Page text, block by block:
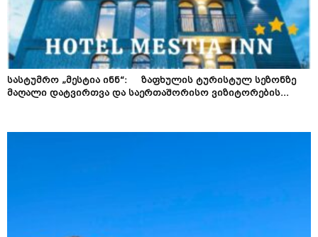
სასტუმრო „მესტია ინნ“: ზაფხულის ტურისტულ სეზონზე
მაღალი დატვირთვა და საერთაშორისო ვიზიტორების...